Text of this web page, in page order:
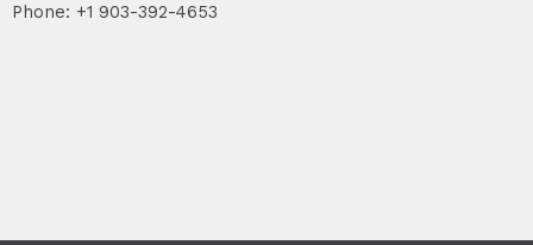
Phone: +1 903-392-4653